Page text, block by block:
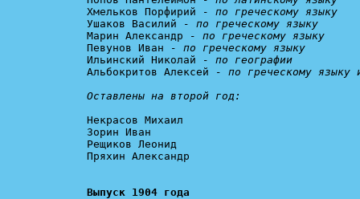
Хмельков Порфирий
- по греческому языку
Ушаков Василий
- по греческому языку
Марин Александр
- по греческому языку
Певунов Иван
- по греческому языку
Ильинский Николай
- по географии
Альбокритов Алексей
- по греческому языку
Оставлены на второй год:
Некрасов Михаил
Зорин Иван
Рещиков Леонид
Пряхин Александр
Выпуск 1904 года